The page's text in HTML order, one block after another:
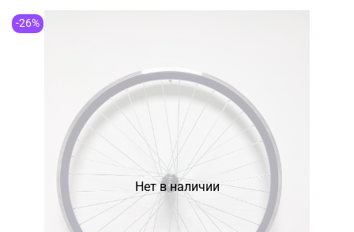
Нет в наличии
-26%